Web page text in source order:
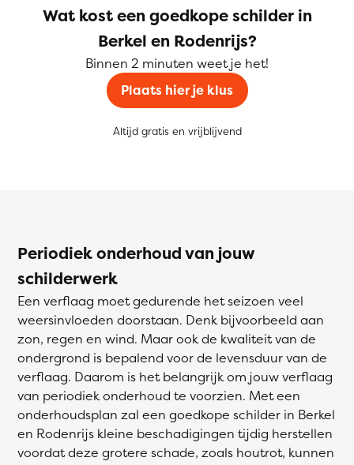
Wat kost een goedkope schilder in
Berkel en Rodenrijs?
Binnen 2 minuten weet je het!
Plaats hier je klus
Altijd gratis en vrijblijvend
Periodiek onderhoud van jouw
schilderwerk
Een verflaag moet gedurende het seizoen veel
weersinvloeden doorstaan. Denk bijvoorbeeld aan
zon, regen en wind. Maar ook de kwaliteit van de
ondergrond is bepalend voor de levensduur van de
verflaag. Daarom is het belangrijk om jouw verflaag
van periodiek onderhoud te voorzien. Met een
onderhoudsplan zal een goedkope schilder in Berkel
en Rodenrijs kleine beschadigingen tijdig herstellen
voordat deze grotere schade, zoals houtrot, kunnen